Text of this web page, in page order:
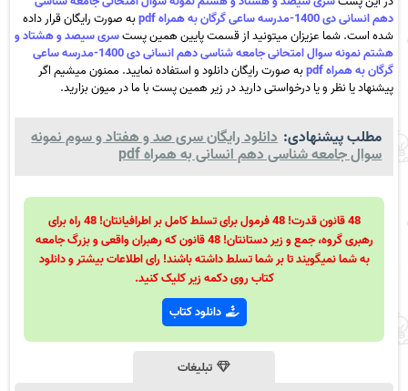
دهم انسانی دی 1400-مدرسه ساعی گرگان به همراه pdf
به صورت رایگان قرار داده
شده است. شما عزیزان میتونید از قسمت پایین همین پستسری سیصد و هشتاد و
هشتم نمونه سوال امتحانی جامعه شناسی دهم انسانی دی 1400-مدرسه ساعی
گرگان به همراه pdf
به صورت رایگان دانلود و استفاده نمایید. ممنون میشیم اگر
پیشنهاد یا نظر و یا درخواستی دارید در زیر همین پست با ما در میون بزارید.
مطلب پیشنهادی: دانلود رایگان سری صد و هفتاد و سوم نمونه
سوال جامعه شناسی دهم انسانی به همراه pdf
48 قانون قدرت! 48 فرمول برای تسلط کامل بر اطرافیانتان! 48 راه برای
رهبری گروه، جمع و زیر دستانتان! 48 قانون که رهبران واقعی و بزرگ جامعه
به شما نمیگویند تا بر شما تسلط داشته باشند! رای اطلاعات بیشتر و دانلود
کتاب روی دکمه زیر کلیک کنید.
دانلود کتاب
تبلیغات